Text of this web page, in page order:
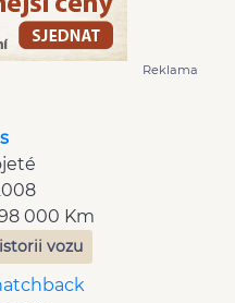
Reklama
000 Km
vozu